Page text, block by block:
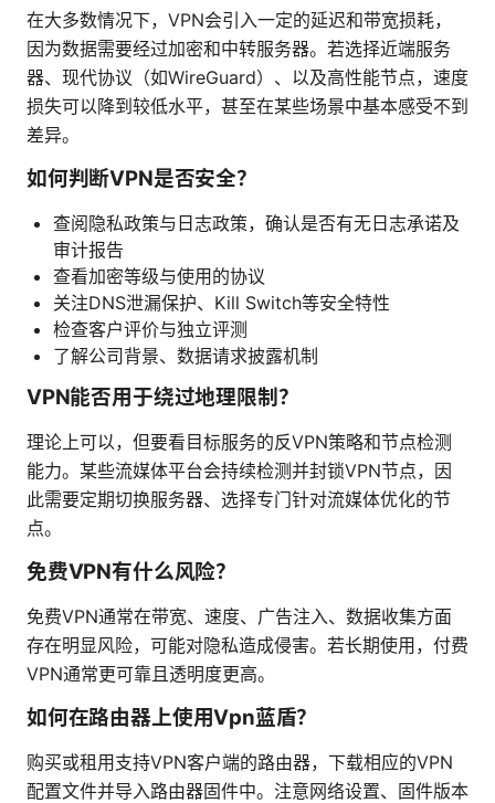
在大多数情况下，VPN会引入一定的延迟和带宽损耗，
因为数据需要经过加密和中转服务器。若选择近端服务
器、现代协议（如WireGuard）、以及高性能节点，速度
损失可以降到较低水平，甚至在某些场景中基本感受不到
差异。
如何判断VPN是否安全？
查阅隐私政策与日志政策，确认是否有无日志承诺及
审计报告
查看加密等级与使用的协议
关注DNS泄漏保护、Kill Switch等安全特性
检查客户评价与独立评测
了解公司背景、数据请求披露机制
VPN能否用于绕过地理限制？
理论上可以，但要看目标服务的反VPN策略和节点检测
能力。某些流媒体平台会持续检测并封锁VPN节点，因
此需要定期切换服务器、选择专门针对流媒体优化的节
点。
免费VPN有什么风险？
免费VPN通常在带宽、速度、广告注入、数据收集方面
存在明显风险，可能对隐私造成侵害。若长期使用，付费
VPN通常更可靠且透明度更高。
如何在路由器上使用Vpn蓝盾？
购买或租用支持VPN客户端的路由器，下载相应的VPN
配置文件并导入路由器固件中。注意网络设置、固件版本